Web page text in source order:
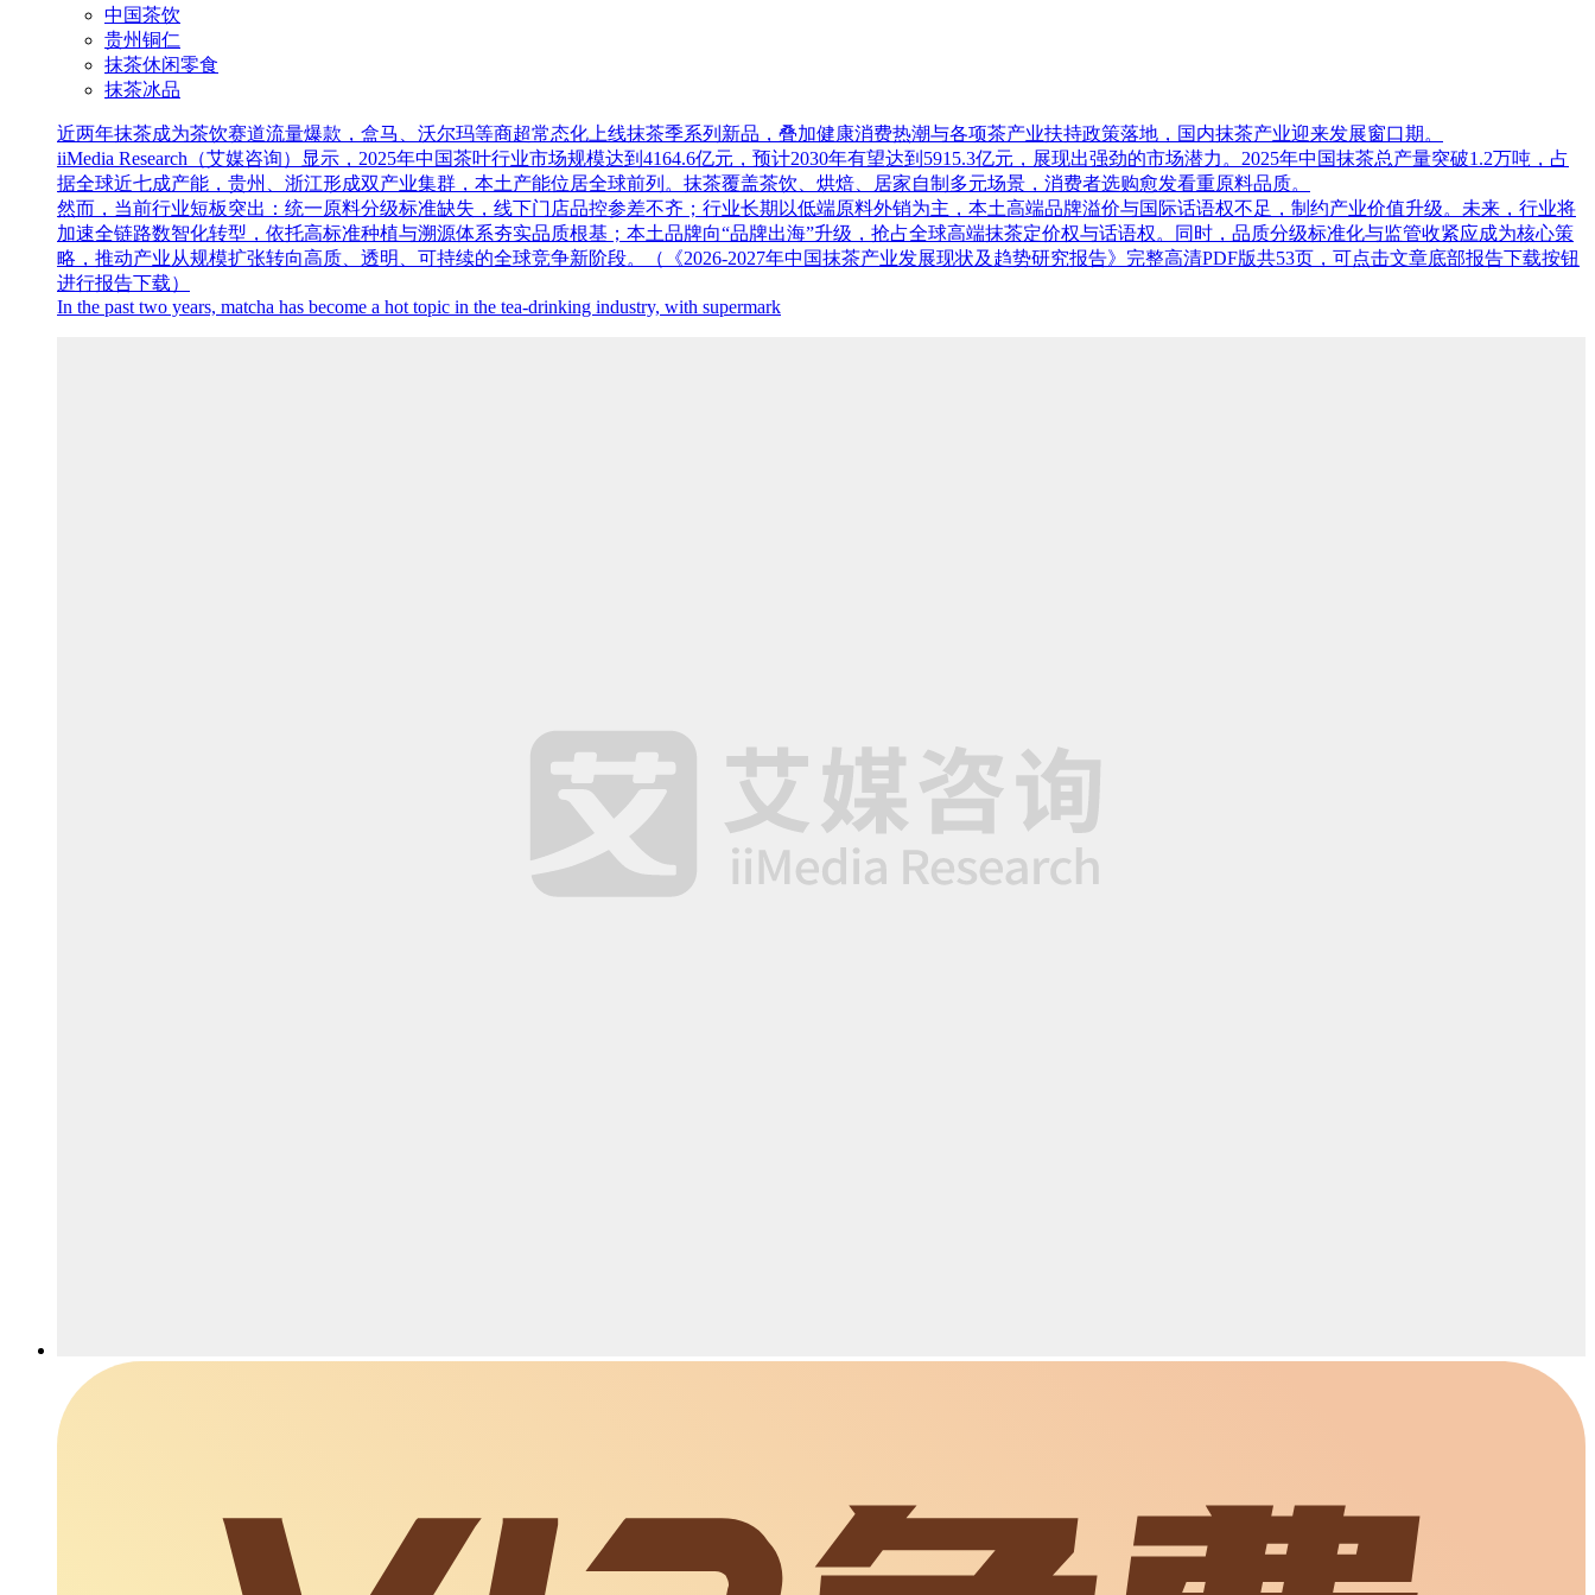
中国茶饮
贵州铜仁
抹茶休闲零食
抹茶冰品
近两年抹茶成为茶饮赛道流量爆款，盒马、沃尔玛等商超常态化上线抹茶季系列新品，叠加健康消费热潮与各项茶产业扶持政策落地，国内抹茶产业迎来发展窗口期。
iiMedia Research（艾媒咨询）显示，2025年中国茶叶行业市场规模达到4164.6亿元，预计2030年有望达到5915.3亿元，展现出强劲的市场潜力。2025年中国抹茶总产量突破1.2万吨，占
据全球近七成产能，贵州、浙江形成双产业集群，本土产能位居全球前列。抹茶覆盖茶饮、烘焙、居家自制多元场景，消费者选购愈发看重原料品质。
然而，当前行业短板突出：统一原料分级标准缺失，线下门店品控参差不齐；行业长期以低端原料外销为主，本土高端品牌溢价与国际话语权不足，制约产业价值升级。未来，行业将
加速全链路数智化转型，依托高标准种植与溯源体系夯实品质根基；本土品牌向“品牌出海”升级，抢占全球高端抹茶定价权与话语权。同时，品质分级标准化与监管收紧应成为核心策
略，推动产业从规模扩张转向高质、透明、可持续的全球竞争新阶段。（《2026-2027年中国抹茶产业发展现状及趋势研究报告》完整高清PDF版共53页，可点击文章底部报告下载按钮
进行报告下载）
In the past two years, matcha has become a hot topic in the tea-drinking industry, with supermark